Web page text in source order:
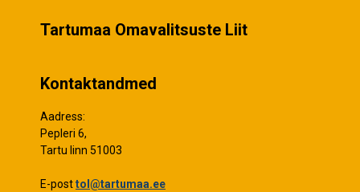
Tartumaa Omavalitsuste Liit
Kontaktandmed
Aadress:
Pepleri 6,
Tartu linn 51003
E-posttol@tartumaa.ee